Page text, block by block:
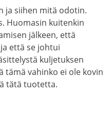
ja siihen mitä odotin.
Huomasin kuitenkin
jälkeen, että
että se johtui
kuljetuksen
tämä vahinko ei ole kovin
tätä tuotetta.